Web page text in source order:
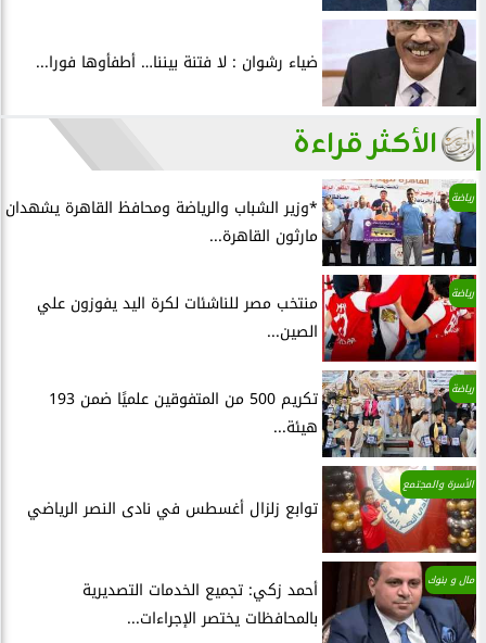
ضياء رشوان : لا فتنة بيننا… أطفأوها فورا...
الأكثر قراءة
رياضة
*وزير الشباب والرياضة ومحافظ القاهرة يشهدان
مارثون القاهرة...
رياضة
منتخب مصر للناشئات لكرة اليد يفوزون علي
الصين...
رياضة
تكريم 500 من المتفوقين علميًا ضمن 193
هيئة...
الأسرة والمجتمع
توابع زلزال أغسطس في نادى النصر الرياضي
مال و بنوك
أحمد زكي: تجميع الخدمات التصديرية
بالمحافظات يختصر الإجراءات...